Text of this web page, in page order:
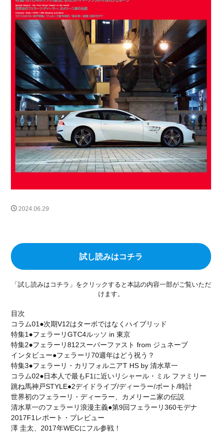
2024.06.29
試し読みはコチラ
「試し読みはコチラ」をクリックすると本誌の内容一部がご覧いただ
けます。
目次
コラム01●次期V12はターボではなくハイブリッド
特集1●フェラーリGTC4ルッソ in 東京
特集2●フェラーリ812スーパーファスト from ジュネーブ
インタビュー●フェラーリ70週年はどう祝う？
特集3●フェラーリ・カリフォルニアT HS by 清水草一
コラム02●日本人で最もF1に近いリシャール・ミル ファミリー
跳ね馬神戸STYLE●2デイドライブ/ディーラー/ボート/時計
世界初のフェラーリ・ディーラー、カメリーニ家の伝説
清水草一のフェラーリ浪漫主義●第9回フェラーリ360モデナ
2017F1レポート・プレビュー
澤 圭太、2017年WECにフル参戦！
F430 575M Maranello
carifornia 456 288GTO ENZO 599GTO
FF プロサングエ 清水草一 dino watch
RICHARDMILLE 296gts roma Prosangue
308GT4 208GT4 125S BREITLING
TOPTIME SatoTakuma Mclaren RM65-01
伊勢丹新宿店 RM16-02 12CLINDRI SPIDER
MARK&LONA GOLF 木村拓哉
リシャールミル FerrariCallenge F1日本GP
鈴鹿サーキット 488チャレンジEVO 296GT3
488GT3EVO リシャール・ミル RICHARD MILLE
F80 12Cilindli MOVE eBike ferrari
2025秋冬コレクション 296challenge 宮里優作
成田美寿々 青木瀬令奈
KARUIZAWA MOTOR GATHERING クラシックカー
SCUDERIA FERRARI HUBLOT
カミネ 高級腕時計 リーン・ロゼ
ドリームベッド ligneroset olivierroset
2026春夏コレクション フェラーリSC40
SCUDERIA 通巻150号 FERRARI F50
代官山蔦屋書店 ART SPARK2026 RM41-01
トゥールビヨン GM_INTERNATIONAL